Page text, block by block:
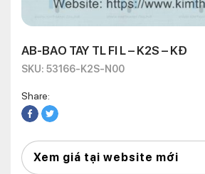
AB-BAO TAY TL FI L – K2S – KĐ
SKU: 53166-K2S-N00
Share:
Xem giá tại website mới